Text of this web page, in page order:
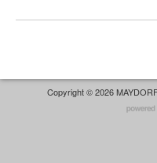
Copyright © 2026